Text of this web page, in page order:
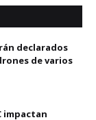
declarados
de varios
impactan